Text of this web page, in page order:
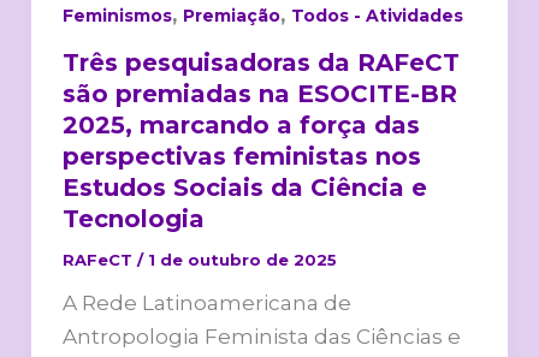
Feminismos, Premiação, Todos - Atividades
Três pesquisadoras da RAFeCT
são premiadas na ESOCITE-BR
2025, marcando a força das
perspectivas feministas nos
Estudos Sociais da Ciência e
Tecnologia
RAFeCT / 1 de outubro de 2025
A Rede Latinoamericana de
Antropologia Feminista das Ciências e
e
Tecnologia